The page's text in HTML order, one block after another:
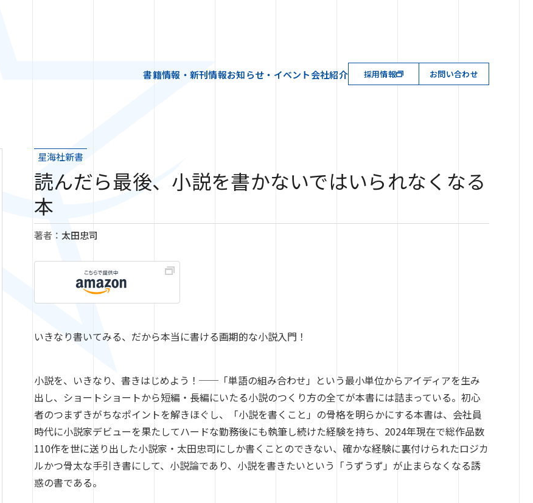
書籍情報・新刊情報お知らせ・イベント会社紹介 採用情報 お問い合わせ
星海社新書
読んだら最後、小説を書かないではいられなくなる
本
著者： 太田忠司
いきなり書いてみる、だから本当に書ける画期的な小説入門！
小説を、いきなり、書きはじめよう！ ── 「単語の組み合わせ」という最小単位からアイディアを生み
出し、ショートショートから短編・長編にいたる小説のつくり方の全てが本書には詰まっている。初心
者のつまずきがちなポイントを解きほぐし、「小説を書くこと」の骨格を明らかにする本書は、会社員
時代に小説家デビューを果たしてハードな勤務後にも執筆し続けた経験を持ち、2024年現在で総作品数
110作を世に送り出した小説家・太田忠司にしか書くことのできない、確かな経験に裏付けられたロジカ
ルかつ骨太な手引き書にして、小説論であり、小説を書きたいという「うずうず」が止まらなくなる誘
惑の書である。